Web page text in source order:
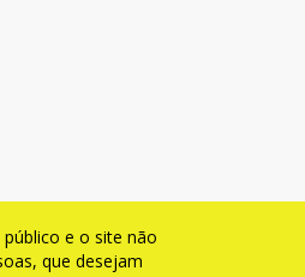
e o site não
que desejam